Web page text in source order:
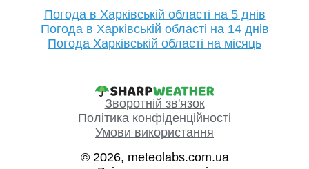
Погода в Харківській області на 5 днів
Погода в Харківській області на 14 днів
Погода Харківській області на місяць
Зворотній зв'язок
Політика конфіденційності
Умови використання
© 2026, meteolabs.com.ua